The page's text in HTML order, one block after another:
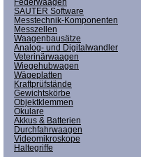
SAUTER Software
Messtechnik-Komponenten
Messzellen
Waagenbausätze
Analog- und Digitalwandler
Veterinärwaagen
Wiegehubwagen
Wägeplatten
Kraftprüfstände
Gewichtskörbe
Objektklemmen
Okulare
Akkus & Batterien
Durchfahrwaagen
Videomikroskope
Haltegriffe